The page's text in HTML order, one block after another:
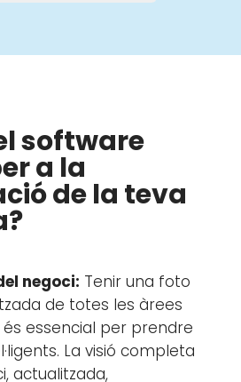
software
a la
de la teva
negoci: Tenir una foto
de totes les àrees
és essencial per prendre
La visió completa
actualitzada,